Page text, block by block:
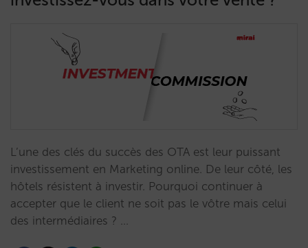
L’une des clés du succès des OTA est leur puissant
investissement en Marketing online. De leur côté, les
hôtels résistent à investir. Pourquoi continuer à
accepter que le client ne soit pas le vôtre mais celui
des intermédiaires ? …